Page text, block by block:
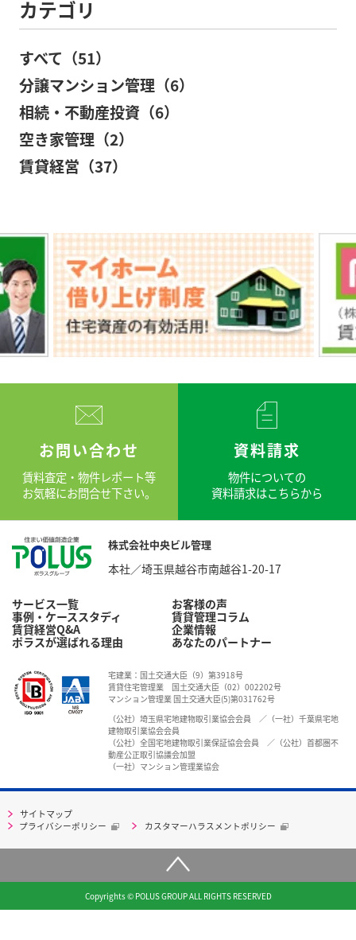
カテゴリ
すべて（51）
分譲マンション管理（6）
相続・不動産投資（6）
空き家管理（2）
賃貸経営（37）
お問い合わせ
賃料査定・物件レポート等
お気軽にお問合せ下さい。
資料請求
物件についての
資料請求はこちらから
株式会社中央ビル管理
本社／埼玉県越谷市南越谷1-20-17
サービス一覧
事例・ケーススタディ
賃貸経営Q&A
ポラスが選ばれる理由
お客様の声
賃貸管理コラム
企業情報
あなたのパートナー
宅建業：国土交通大臣（9）第3918号
賃貸住宅管理業 国土交通大臣（02）002202号
マンション管理業 国土交通大臣(5)第031762号
（公社）埼玉県宅地建物取引業協会会員 ／（一社）千葉県宅地
建物取引業協会会員
（公社）全国宅地建物取引業保証協会会員 ／（公社）首都圏不
動産公正取引協議会加盟
（一社）マンション管理業協会
サイトマップ
プライバシーポリシー カスタマーハラスメントポリシー
Copyrights © POLUS GROUP ALL RIGHTS RESERVED